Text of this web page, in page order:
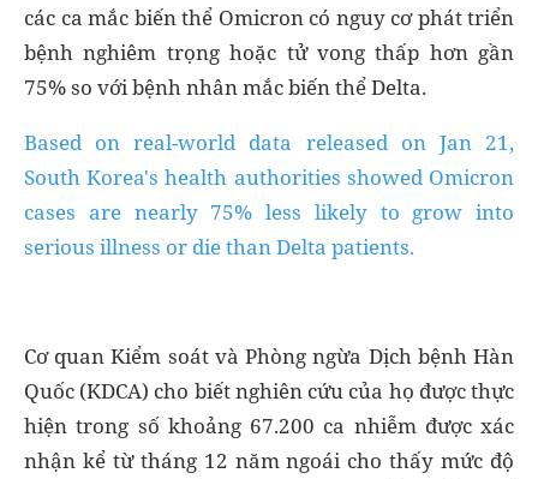
các ca mắc biến thể Omicron có nguy cơ phát triển
bệnh nghiêm trọng hoặc tử vong thấp hơn gần
75% so với bệnh nhân mắc biến thể Delta.
Based on real-world data released on Jan 21,
South Korea's health authorities showed Omicron
cases are nearly 75% less likely to grow into
serious illness or die than Delta patients.
Cơ quan Kiểm soát và Phòng ngừa Dịch bệnh Hàn
Quốc (KDCA) cho biết nghiên cứu của họ được thực
hiện trong số khoảng 67.200 ca nhiễm được xác
nhận kể từ tháng 12 năm ngoái cho thấy mức độ